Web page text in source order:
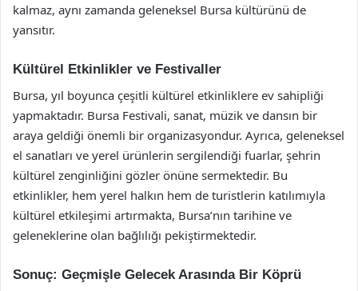
kalmaz, aynı zamanda geleneksel Bursa kültürünü de
yansıtır.
Kültürel Etkinlikler ve Festivaller
Bursa, yıl boyunca çeşitli kültürel etkinliklere ev sahipliği
yapmaktadır. Bursa Festivali, sanat, müzik ve dansın bir
araya geldiği önemli bir organizasyondur. Ayrıca, geleneksel
el sanatları ve yerel ürünlerin sergilendiği fuarlar, şehrin
kültürel zenginliğini gözler önüne sermektedir. Bu
etkinlikler, hem yerel halkın hem de turistlerin katılımıyla
kültürel etkileşimi artırmakta, Bursa’nın tarihine ve
geleneklerine olan bağlılığı pekiştirmektedir.
Sonuç: Geçmişle Gelecek Arasında Bir Köprü